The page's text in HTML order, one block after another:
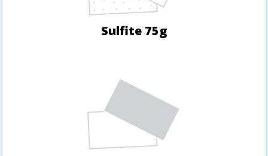
Sulfite 75g